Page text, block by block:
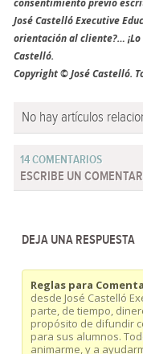
José Castelló Executive
orientación al cliente?…
Castelló.
Copyright © José Castelló.
No hay artículos
14 COMENTARIOS
ESCRIBE UN
DEJA UNA RESPUESTA
Reglas para
desde José Castelló
parte, de tiempo,
propósito de difundir
para sus alumnos.
animarme, y a